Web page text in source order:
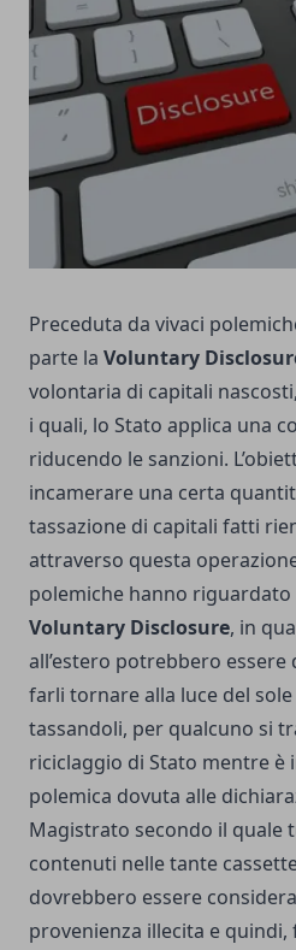
Preceduta da vivaci
parte la Voluntary
volontaria di capitali
i quali, lo Stato applica una
riducendo le sanzioni.
incamerare una certa
tassazione di capitali fatti
attraverso questa
polemiche hanno
Voluntary Disclosure, in
all’estero potrebbero
farli tornare alla luce del
tassandoli, per qualcuno si
riciclaggio di Stato mentre è
polemica dovuta alle
Magistrato secondo il quale
contenuti nelle tante
dovrebbero essere
provenienza illecita e